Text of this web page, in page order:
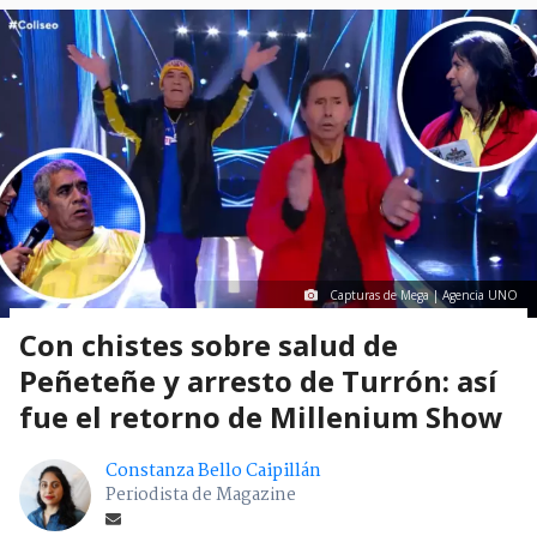
Capturas de Mega | Agencia UNO
Con chistes sobre salud de
Peñeteñe y arresto de Turrón: así
fue el retorno de Millenium Show
Constanza Bello Caipillán
Periodista de Magazine